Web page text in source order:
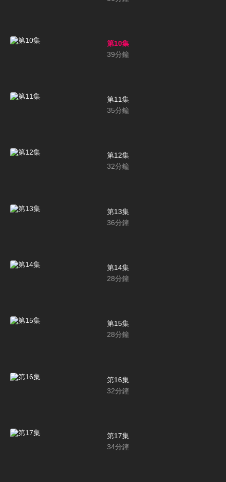
第10集
39分鐘
第11集
35分鐘
第12集
32分鐘
第13集
36分鐘
第14集
28分鐘
第15集
28分鐘
第16集
32分鐘
第17集
34分鐘